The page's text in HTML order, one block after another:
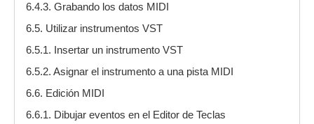
6.4.3. Grabando los datos MIDI
6.5. Utilizar instrumentos VST
6.5.1. Insertar un instrumento VST
6.5.2. Asignar el instrumento a una pista MIDI
6.6. Edición MIDI
6.6.1. Dibujar eventos en el Editor de Teclas